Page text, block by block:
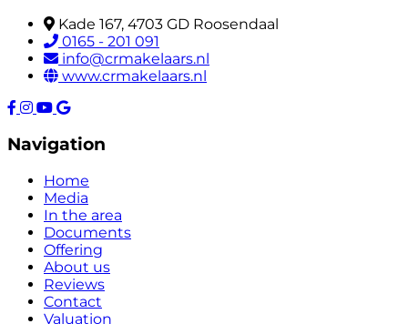
Kade 167, 4703 GD Roosendaal
0165 - 201 091
info@crmakelaars.nl
www.crmakelaars.nl
Navigation
Home
Media
In the area
Documents
Offering
About us
Reviews
Contact
Valuation